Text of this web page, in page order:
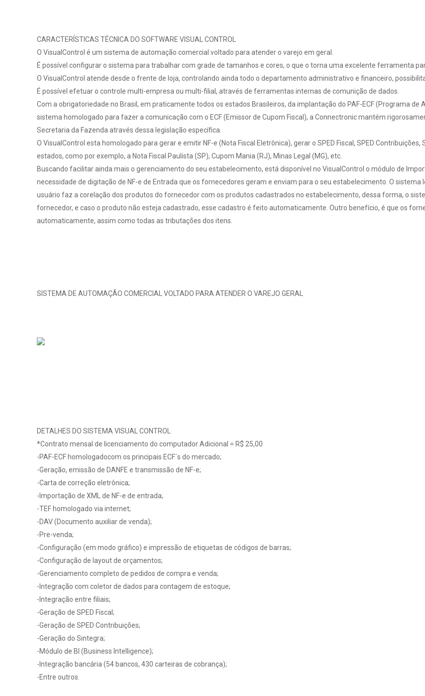
CARACTERÍSTICAS TÉCNICA DO SOFTWARE VISUAL CONTROL
O VisualControl é um sistema de automação comercial voltado para atender o varejo em geral.
É possível configurar o sistema para trabalhar com grade de tamanhos e cores, o que o torna uma excelente ferramenta
O VisualControl atende desde o frente de loja, controlando ainda todo o departamento administrativo e financeiro,
É possível efetuar o controle multi-empresa ou multi-filial, através de ferramentas internas de comunição de dados.
Com a obrigatoriedade no Brasil, em praticamente todos os estados Brasileiros, da implantação do PAF-ECF (Programa
sistema homologado para fazer a comunicação com o ECF (Emissor de Cupom Fiscal), a Connectronic mantém
Secretaria da Fazenda através dessa legislação específica.
O VisualControl esta homologado para gerar e emitir NF-e (Nota Fiscal Eletrônica), gerar o SPED Fiscal, SPED
estados, como por exemplo, a Nota Fiscal Paulista (SP), Cupom Mania (RJ), Minas Legal (MG), etc.
Buscando facilitar ainda mais o gerenciamento do seu estabelecimento, está disponível no VisualControl o módulo de
necessidade de digitação de NF-e de Entrada que os fornecedores geram e enviam para o seu estabelecimento. O sistema
usuário faz a corelação dos produtos do fornecedor com os produtos cadastrados no estabelecimento, dessa forma, o
fornecedor, e caso o produto não esteja cadastrado, esse cadastro é feito automaticamente. Outro benefício, é que os
automaticamente, assim como todas as tributações dos itens.
SISTEMA DE AUTOMAÇÃO COMERCIAL VOLTADO PARA ATENDER O VAREJO GERAL
DETALHES DO SISTEMA VISUAL CONTROL
*Contrato mensal de licenciamento do computador Adicional = R$ 25,00
-PAF-ECF homologadocom os principais ECF´s do mercado;
-Geração, emissão de DANFE e transmissão de NF-e;
-Carta de correção eletrônica;
-Importação de XML de NF-e de entrada;
-TEF homologado via internet;
-DAV (Documento auxiliar de venda);
-Pre-venda;
-Configuração (em modo gráfico) e impressão de etiquetas de códigos de barras;
-Configuração de layout de orçamentos;
-Gerenciamento completo de pedidos de compra e venda;
-Integração com coletor de dados para contagem de estoque;
-Integração entre filiais;
-Geração de SPED Fiscal;
-Geração de SPED Contribuições;
-Geração do Sintegra;
-Módulo de BI (Business Intelligence);
-Integração bancária (54 bancos, 430 carteiras de cobrança);
-Entre outros.